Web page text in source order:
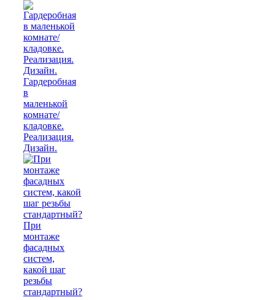
Гардеробная
в
маленькой
комнате/
кладовке.
Реализация.
Дизайн.
При
монтаже
фасадных
систем,
какой шаг
резьбы
стандартный?